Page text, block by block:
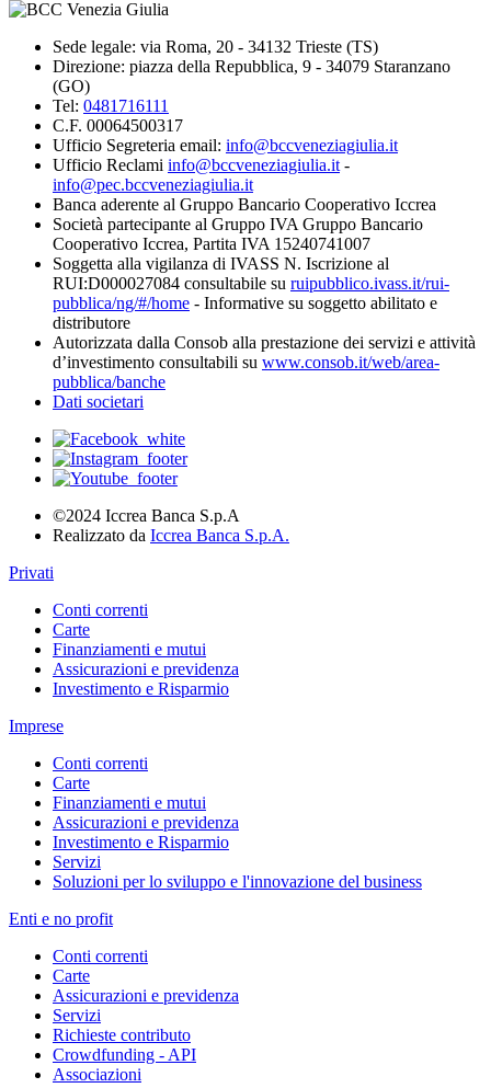
Sede legale: via Roma, 20 - 34132 Trieste (TS)
Direzione: piazza della Repubblica, 9 - 34079 Staranzano
(GO)
Tel: 0481716111
C.F. 00064500317
Ufficio Segreteria email: info@bccveneziagiulia.it
Ufficio Reclami info@bccveneziagiulia.it -
info@pec.bccveneziagiulia.it
Banca aderente al Gruppo Bancario Cooperativo Iccrea
Società partecipante al Gruppo IVA Gruppo Bancario
Cooperativo Iccrea, Partita IVA 15240741007
Soggetta alla vigilanza di IVASS N. Iscrizione al
RUI:D000027084 consultabile su ruipubblico.ivass.it/rui-
pubblica/ng/#/home - Informative su soggetto abilitato e
distributore
Autorizzata dalla Consob alla prestazione dei servizi e attività
d’investimento consultabili su www.consob.it/web/area-
pubblica/banche
Dati societari
©2024 Iccrea Banca S.p.A
Realizzato da Iccrea Banca S.p.A.
Privati
Conti correnti
Carte
Finanziamenti e mutui
Assicurazioni e previdenza
Investimento e Risparmio
Imprese
Conti correnti
Carte
Finanziamenti e mutui
Assicurazioni e previdenza
Investimento e Risparmio
Servizi
Soluzioni per lo sviluppo e l'innovazione del business
Enti e no profit
Conti correnti
Carte
Assicurazioni e previdenza
Servizi
Richieste contributo
Crowdfunding - API
Associazioni